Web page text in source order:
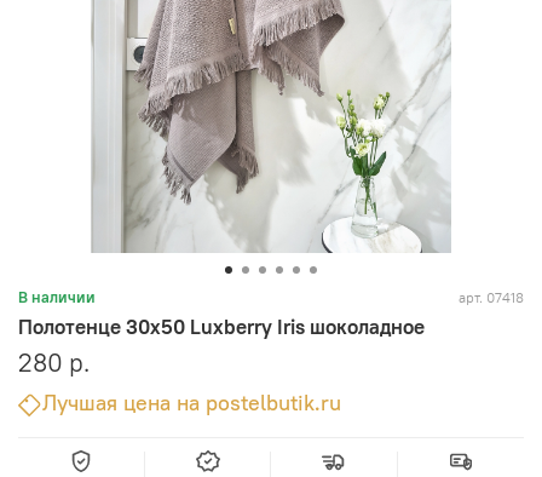
В наличии арт. 07418
Полотенце 30x50 Luxberry Iris шоколадное
280 р.
Лучшая цена на postelbutik.ru